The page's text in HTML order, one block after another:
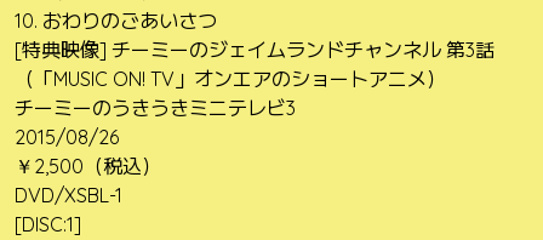
10. おわりのごあいさつ
[特典映像] チーミーのジェイムランドチャンネル 第3話
（「MUSIC ON! TV」オンエアのショートアニメ）
チーミーのうきうきミニテレビ3
2015/08/26
￥2,500（税込）
DVD/XSBL-1
[DISC:1]